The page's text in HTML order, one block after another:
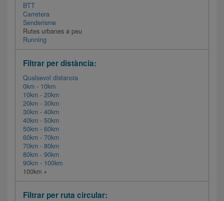
BTT
Carretera
Senderisme
Rutes urbanes a peu
Running
Filtrar per distància:
Qualsevol distancia
0km - 10km
10km - 20km
20km - 30km
30km - 40km
40km - 50km
50km - 60km
60km - 70km
70km - 80km
80km - 90km
90km - 100km
100km +
Filtrar per ruta circular: